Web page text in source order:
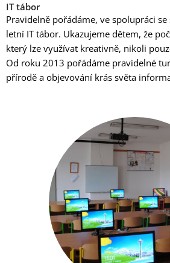
IT tábor
Pravidelně pořádáme, ve spolupráci
letní IT tábor. Ukazujeme dětem, že
který lze využívat kreativně, nikoli
Od roku 2013 pořádáme pravidelné
přírodě a objevování krás světa